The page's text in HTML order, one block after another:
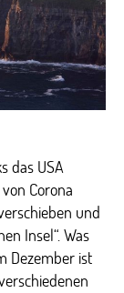
das USA
Corona
und
Insel“. Was
Dezember ist